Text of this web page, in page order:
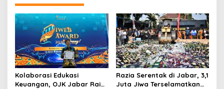
Kolaborasi Edukasi
Keuangan, OJK Jabar Raih
Razia Serentak di Jabar, 3,1
Juta Jiwa Terselamatkan